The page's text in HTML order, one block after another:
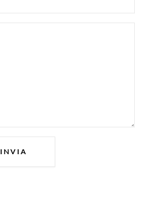
INVIA